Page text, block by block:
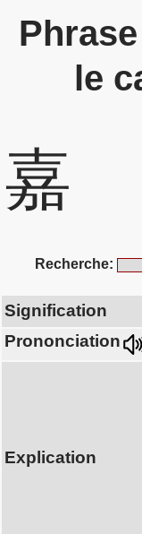
le
嘉
Recherche:
Signification
Prononciation
Explication